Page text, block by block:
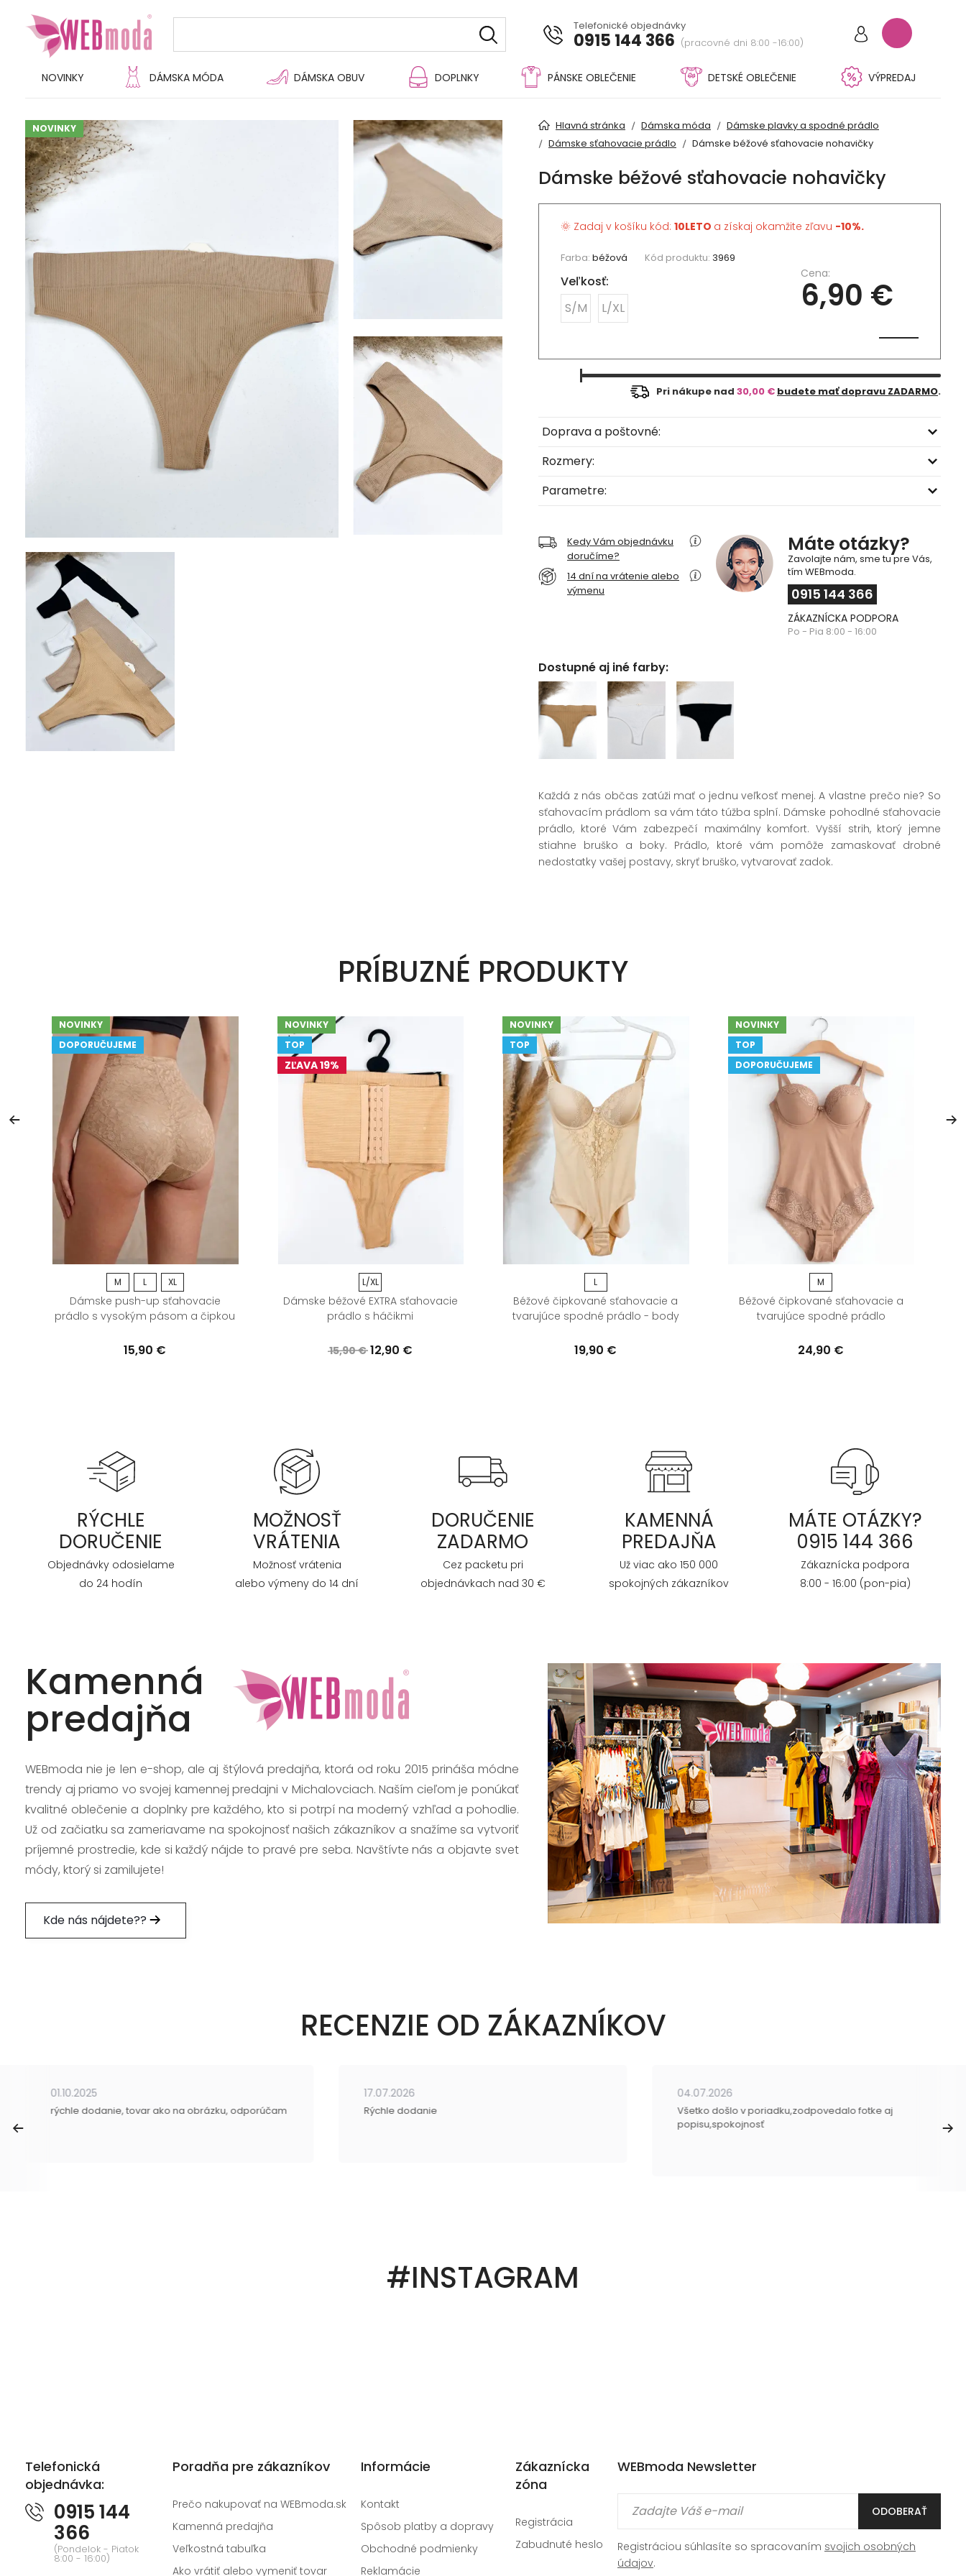
Telefonické objednávky
0915 144 366 (pracovné dni 8:00 -16:00)
NOVINKY DÁMSKA MÓDA DÁMSKA OBUV DOPLNKY PÁNSKE OBLEČENIE DETSKÉ OBLEČENIE VÝPREDAJ
NOVINKY Hlavná stránka Dámska móda
Dámske plavky a spodné prádlo
Dámske sťahovacie prádlo
Dámske béžové sťahovacie nohavičky
Dámske béžové sťahovacie nohavičky
🌞 Zadaj v košíku kód: 10LETO a získaj okamžite zľavu -10%.
Farba: béžová Kód produktu: 3969
Veľkosť:
S/M
L/XL
Cena:
6,90 €
Pri nákupe nad 30,00 € budete mať dopravu ZADARMO.
Doprava a poštovné:
Rozmery:
Parametre:
Kedy Vám objednávku
doručíme?
14 dní na vrátenie alebo
výmenu
Máte otázky?
Zavolajte nám, sme tu pre Vás,
tím WEBmoda.
0915 144 366
ZÁKAZNÍCKA PODPORA
Po - Pia 8:00 - 16:00
Dostupné aj iné farby:
Každá z nás občas zatúži mať o jednu veľkosť menej. A vlastne prečo nie? So
sťahovacím prádlom sa vám táto túžba splní. Dámske pohodlné sťahovacie
prádlo, ktoré Vám zabezpečí maximálny komfort. Vyšší strih, ktorý jemne
stiahne bruško a boky. Prádlo, ktoré vám pomôže zamaskovať drobné
nedostatky vašej postavy, skryť bruško, vytvarovať zadok.
PRÍBUZNÉ PRODUKTY
NOVINKY
DOPORUČUJEME
M L XL
Dámske push-up sťahovacie
prádlo s vysokým pásom a čipkou
15,90 €
NOVINKY
TOP
ZĽAVA 19%
L/XL
Dámske béžové EXTRA sťahovacie
prádlo s háčikmi
15,90 € 12,90 €
NOVINKY
TOP
L
Béžové čipkované sťahovacie a
tvarujúce spodné prádlo - body
19,90 €
NOVINKY
TOP
DOPORUČUJEME
M
Béžové čipkované sťahovacie a
tvarujúce spodné prádlo
24,90 €
RÝCHLE
DORUČENIE
Objednávky odosielame
do 24 hodín
MOŽNOSŤ
VRÁTENIA
Možnosť vrátenia
alebo výmeny do 14 dní
DORUČENIE
ZADARMO
Cez packetu pri
objednávkach nad 30 €
KAMENNÁ
PREDAJŇA
Už viac ako 150 000
spokojných zákazníkov
MÁTE OTÁZKY?
0915 144 366
Zákaznícka podpora
8:00 - 16:00 (pon-pia)
Kamenná
predajňa
WEBmoda nie je len e-shop, ale aj štýlová predajňa, ktorá od roku 2015 prináša módne
trendy aj priamo vo svojej kamennej predajni v Michalovciach. Naším cieľom je ponúkať
kvalitné oblečenie a doplnky pre každého, kto si potrpí na moderný vzhľad a pohodlie.
Už od začiatku sa zameriavame na spokojnosť našich zákazníkov a snažíme sa vytvoriť
príjemné prostredie, kde si každý nájde to pravé pre seba. Navštívte nás a objavte svet
módy, ktorý si zamilujete!
Kde nás nájdete??
RECENZIE OD ZÁKAZNÍKOV
01.10.2025
rýchle dodanie, tovar ako na obrázku, odporúčam
17.07.2026
Rýchle dodanie
04.07.2026
Všetko došlo v poriadku,zodpovedalo fotke aj
popisu,spokojnosť
#INSTAGRAM
Telefonická
objednávka:
0915 144
366
(Pondelok - Piatok
8:00 - 16:00)
Poradňa pre zákazníkov
Prečo nakupovať na WEBmoda.sk
Kamenná predajňa
Veľkostná tabuľka
Ako vrátiť alebo vymeniť tovar
Informácie
Kontakt
Spôsob platby a dopravy
Obchodné podmienky
Reklamácie
Zákaznícka
zóna
Registrácia
Zabudnuté heslo
WEBmoda Newsletter
ODOBERAŤ
Registráciou súhlasíte so spracovaním svojich osobných
údajov.